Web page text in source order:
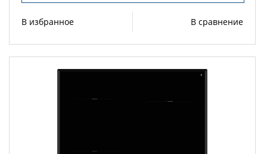
В избранное В сравнение